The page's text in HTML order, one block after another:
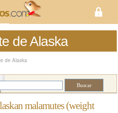
de Alaska
de Alaska
malamutes (weight